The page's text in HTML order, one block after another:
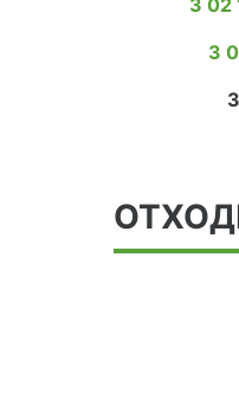
3 02
3